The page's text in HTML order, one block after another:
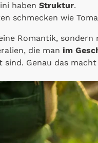
haben Struktur.
schmecken wie
Romantik, sondern
die man im
sind. Genau das